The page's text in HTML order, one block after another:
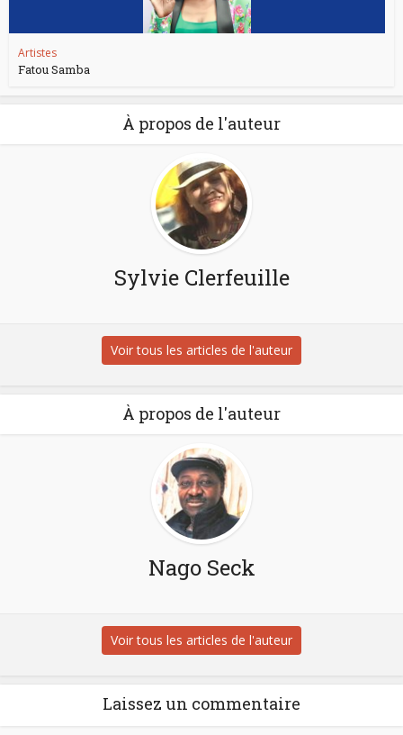
Artistes
Fatou Samba
À propos de l'auteur
Sylvie Clerfeuille
Voir tous les articles de l'auteur
À propos de l'auteur
Nago Seck
Voir tous les articles de l'auteur
Laissez un commentaire